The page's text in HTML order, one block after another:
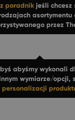
poradnikjeśli chcesz
asortymentu
przez
abyśmy wykonali
wymiarze/opcji,
personalizacji